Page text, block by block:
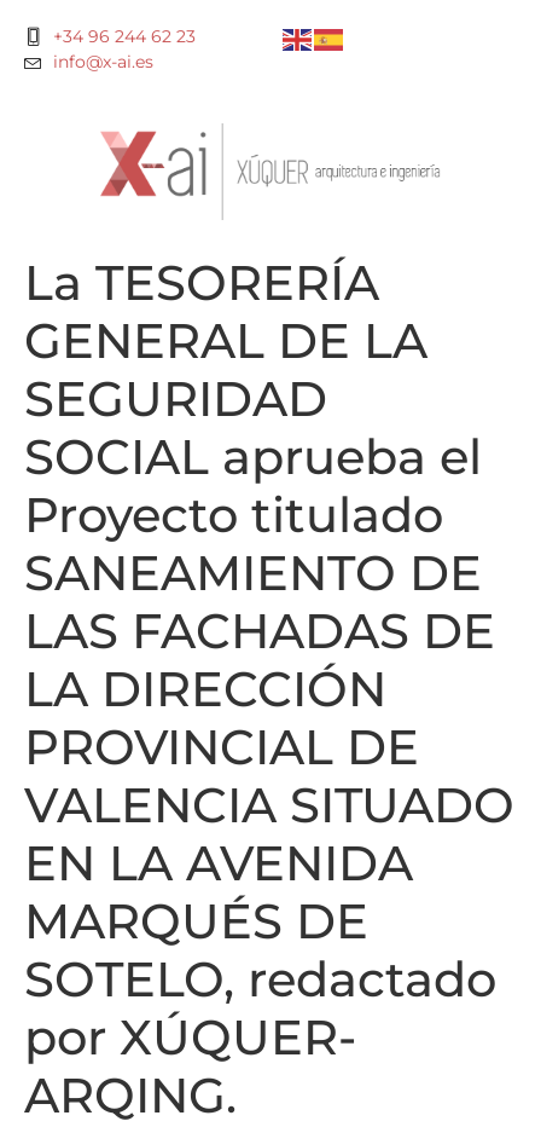
+34 96 244 62 23
info@x-ai.es
La TESORERÍA
GENERAL DE LA
SEGURIDAD
SOCIAL aprueba el
Proyecto titulado
SANEAMIENTO DE
LAS FACHADAS DE
LA DIRECCIÓN
PROVINCIAL DE
VALENCIA SITUADO
EN LA AVENIDA
MARQUÉS DE
SOTELO, redactado
por XÚQUER-
ARQING.